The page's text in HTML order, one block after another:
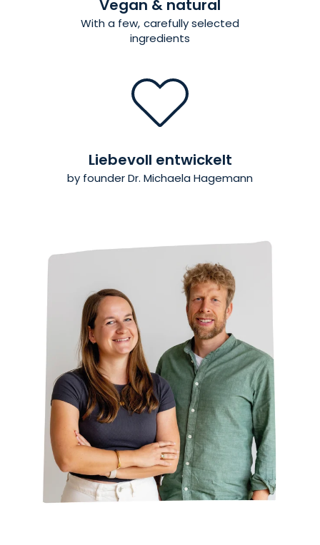
Vegan & natural
With a few, carefully selected
ingredients
Liebevoll entwickelt
by founder Dr. Michaela Hagemann